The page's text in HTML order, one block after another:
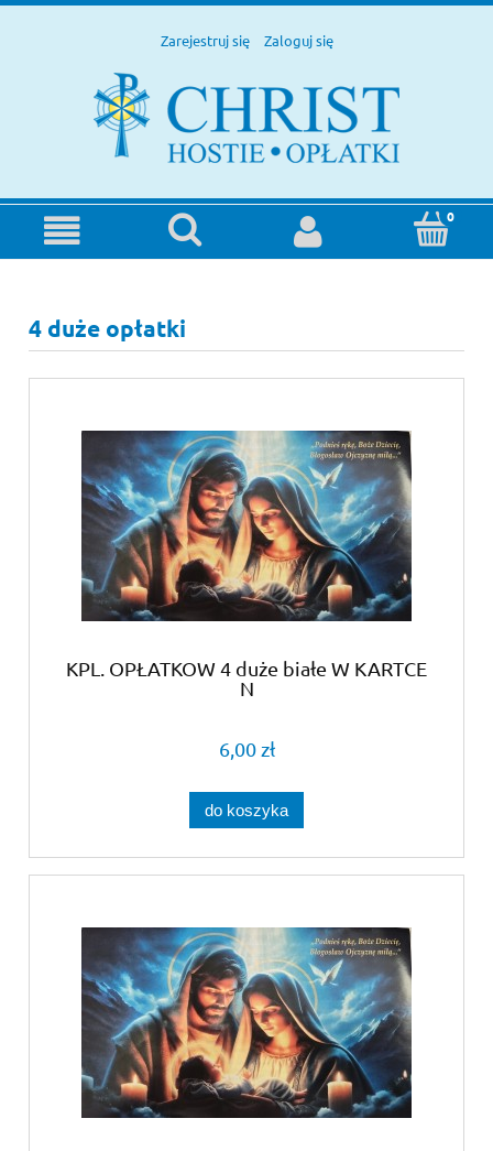
Zarejestruj się Zaloguj się
4 duże opłatki
KPL. OPŁATKOW 4 duże białe W KARTCE
N
6,00 zł
do koszyka